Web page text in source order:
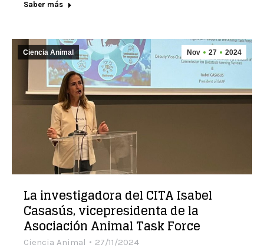
Saber más
Nov 27 2024
Ciencia Animal
La investigadora del CITA Isabel
Casasús, vicepresidenta de la
Asociación Animal Task Force
Ciencia Animal 27/11/2024